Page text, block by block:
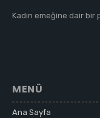
Kadın emeğine dair bir
MENÜ
Ana Sayfa